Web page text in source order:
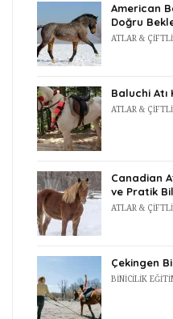
American
Doğru
ATLAR &
Baluchi Atı
ATLAR &
Canadian
ve Pratik
ATLAR &
Çekingen
BINICILIK